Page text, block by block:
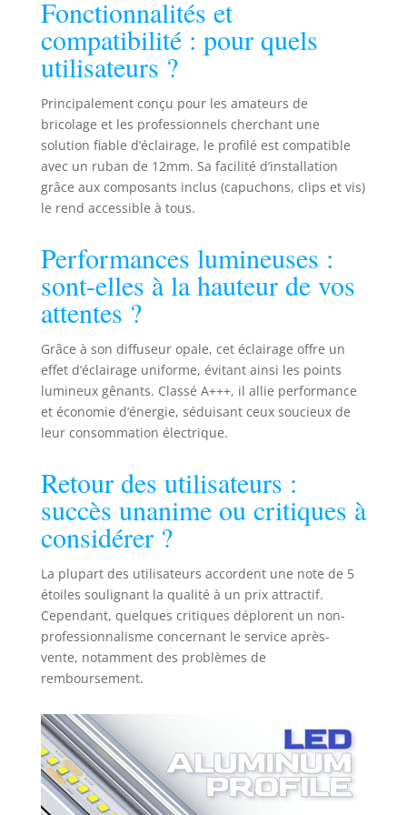
montage de notre
particulièrement
détaillée est
disponible sur la
page produit,
expliquant
chaque étape du
coupé sur
mesure, offrant
une flexibilité
réduisant les
pertes de
matériaux. Pour
les installations
de grande
profilé aluminium
LED minimise le
garantissant ainsi
propre et plus
efficace. Éclairage
uniforme et
agréable Le
homogène de la
lumière dans le
rail LED, évitant
ainsi les points
Fonctionnalités et
compatibilité : pour quels
utilisateurs ?
Principalement conçu pour les amateurs de
bricolage et les professionnels cherchant une
solution fiable d’éclairage, le profilé est compatible
avec un ruban de 12mm. Sa facilité d’installation
grâce aux composants inclus (capuchons, clips et vis)
le rend accessible à tous.
Performances lumineuses :
sont-elles à la hauteur de vos
attentes ?
Grâce à son diffuseur opale, cet éclairage offre un
effet d’éclairage uniforme, évitant ainsi les points
lumineux gênants. Classé A+++, il allie performance
et économie d’énergie, séduisant ceux soucieux de
leur consommation électrique.
Retour des utilisateurs :
succès unanime ou critiques à
considérer ?
La plupart des utilisateurs accordent une note de 5
étoiles soulignant la qualité à un prix attractif.
Cependant, quelques critiques déplorent un non-
professionnalisme concernant le service après-
vente, notamment des problèmes de
remboursement.